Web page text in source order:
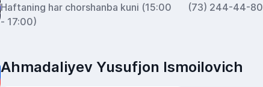
Haftaning har chorshanba kuni (15:00
- 17:00)
(73) 244-44-80
Ahmadaliyev Yusufjon Ismoilovich